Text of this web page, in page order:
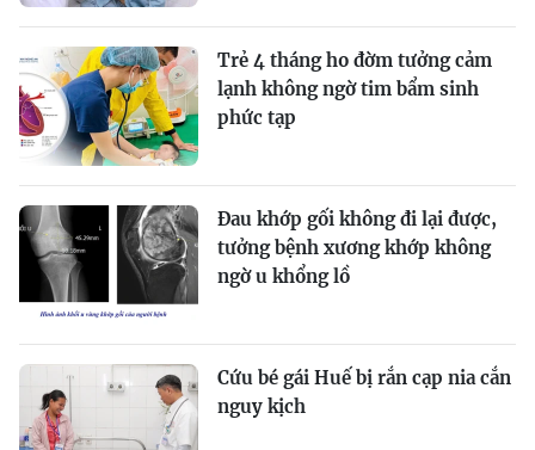
Trẻ 4 tháng ho đờm tưởng cảm
lạnh không ngờ tim bẩm sinh
phức tạp
Đau khớp gối không đi lại được,
tưởng bệnh xương khớp không
ngờ u khổng lồ
Cứu bé gái Huế bị rắn cạp nia cắn
nguy kịch